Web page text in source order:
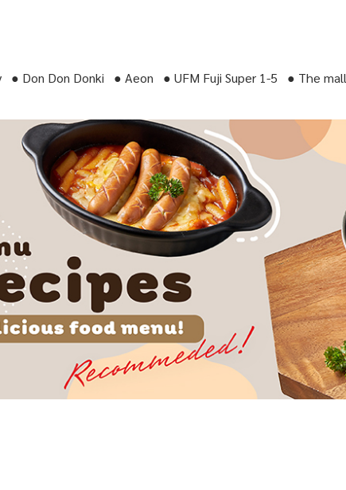
Don Don Donki ● Aeon ● UFM Fuji Super 1-5 ● The mall